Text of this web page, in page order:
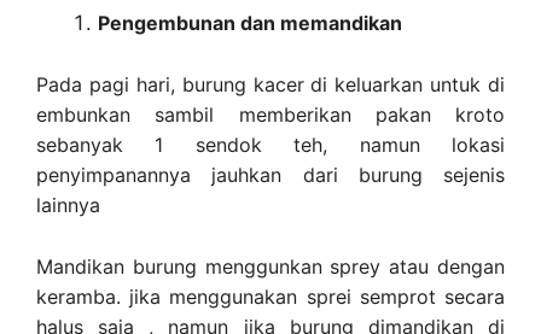
Pengembunan dan memandikan
Pada pagi hari, burung kacer di keluarkan untuk di
embunkan sambil memberikan pakan kroto
sebanyak 1 sendok teh, namun lokasi
penyimpanannya jauhkan dari burung sejenis
lainnya
Mandikan burung menggunkan sprey atau dengan
keramba. jika menggunakan sprei semprot secara
halus saja , namun jika burung dimandikan di